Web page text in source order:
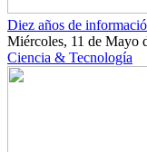
Diez años de
Miércoles, 11 de Mayo
Ciencia & Tecnología